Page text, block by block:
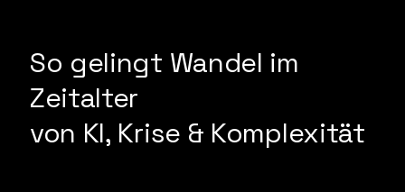
So gelingt Wandel im
Zeitalter
von KI, Krise & Komplexität